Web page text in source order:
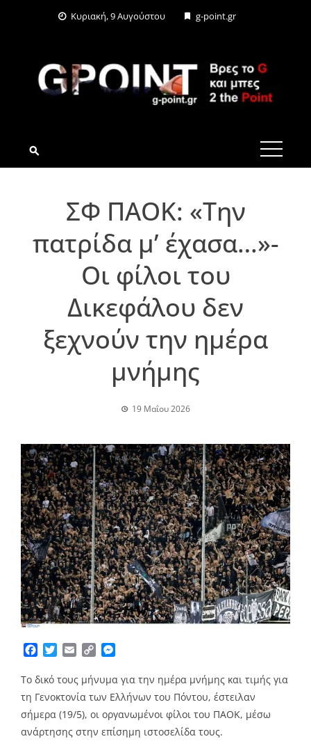
Κυριακή, 9 Αυγούστου g-point.gr
G-POINT.GR
ΣΦ ΠΑΟΚ: «Την
πατρίδα μ’ έχασα…»-
Οι φίλοι του
Δικεφάλου δεν
ξεχνούν την ημέρα
μνήμης
19 Μαΐου 2026
Facebook
TwitterEmailCopy
Το δικό τους μήνυμα για την ημέρα μνήμης και τιμής για
τη Γενοκτονία των Ελλήνων του Πόντου, έστειλαν
σήμερα (19/5), οι οργανωμένοι φίλοι του ΠΑΟΚ, μέσω
ανάρτησης στην επίσημη ιστοσελίδα τους.